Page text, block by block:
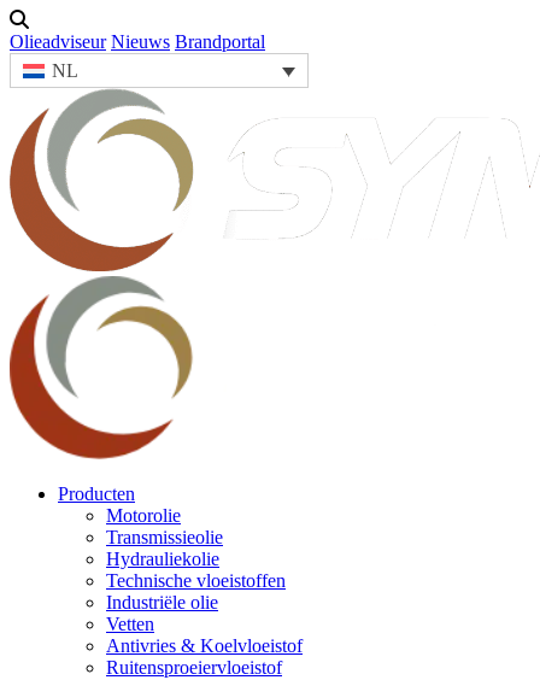
Olieadviseur Nieuws Brandportal
NL
Producten
Motorolie
Transmissieolie
Hydrauliekolie
Technische vloeistoffen
Industriële olie
Vetten
Antivries & Koelvloeistof
Ruitensproeiervloeistof